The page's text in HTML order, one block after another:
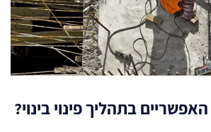
בתהליך פינוי בינוי?